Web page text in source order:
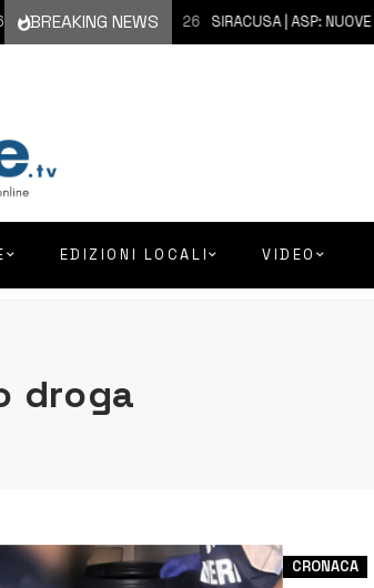
BREAKING NEWS
8 AGOSTO 2026 SIRACUSA | ASP: NUOVE
EDIZIONI LOCALI VIDEO
droga
CRONACA